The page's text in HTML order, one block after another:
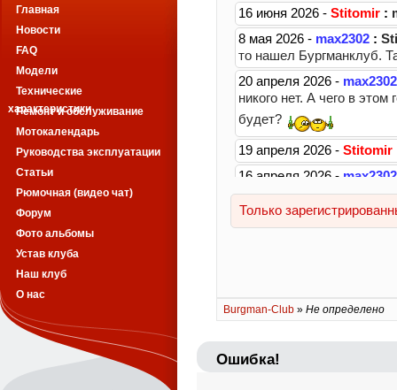
Burgman-Club » Не определено
Ошибка!
Главная
Новости
FAQ
Модели
Технические
характеристики
Ремонт и обслуживание
Мотокалендарь
Руководства эксплуатации
Статьи
Рюмочная (видео чат)
Форум
Фото альбомы
Устав клуба
Наш клуб
О нас